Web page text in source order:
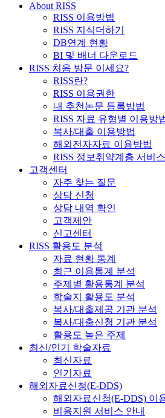
About RISS
RISS 이용방법
RISS 지식더하기
DB연계 현황
BI 및 배너 다운로드
RISS 처음 방문 이세요?
RISS란?
RISS 이용권한
내 추천논문 등록방법
RISS 자료 유형별 이용방
복사/대출 이용방법
해외전자자료 이용방법
RISS 정보취약계층 서비
고객센터
자주 찾는 질문
상담 신청
상담 내역 확인
고객제안
신고센터
RISS 활용도 분석
자료 현황 통계
최근 이용통계 분석
주제별 활용통계 분석
학술지 활용도 분석
복사/대출제공 기관 분석
복사/대출신청 기관 분석
활용도 높은 주제
최신/인기 학술자료
최신자료
인기자료
해외자료신청(E-DDS)
해외자료신청(E-DDS) 이
비용지원 서비스 안내